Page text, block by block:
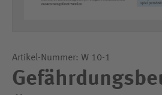
Artikel-Nummer: W 10-1